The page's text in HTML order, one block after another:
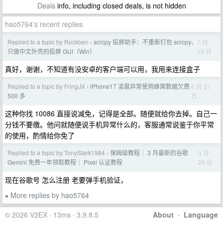
Dealsinfo, including closed deals, is not hidden
hao5764's recent replies
Replied to a topic by Rockben › scrcpy 投屏助手：不重新打包 scrcpy、
只做中文外壳的投屏 GUI（Win）
7 月
19 日
真好，谢谢，不知道有没安卓的客户端可以用，我用来连接盒子
Replied to a topic by FringJX › iPhone17 凌晨异常使用蜂窝数据欠费
500 多
6 月 21
日
这种你找 10086 直接说减免，记得是全部。随便就给你去掉。自己一
分钱不要缴。他问就随便说手机异常什么的，客服通常说鉴于你平常
的使用，酌情给你免了
Replied to a topic by TonyStark1984 › 保姆级教程｜ 3 月最新的谷歌
Gemini 免费一年领取教程｜ Pixel 认证教程
3 月
26 日
现在谷歌号 怎么注册 老要弹手机验证，
» More replies by hao5764
About · Language
© 2026 V2EX · 13ms · 3.9.8.5